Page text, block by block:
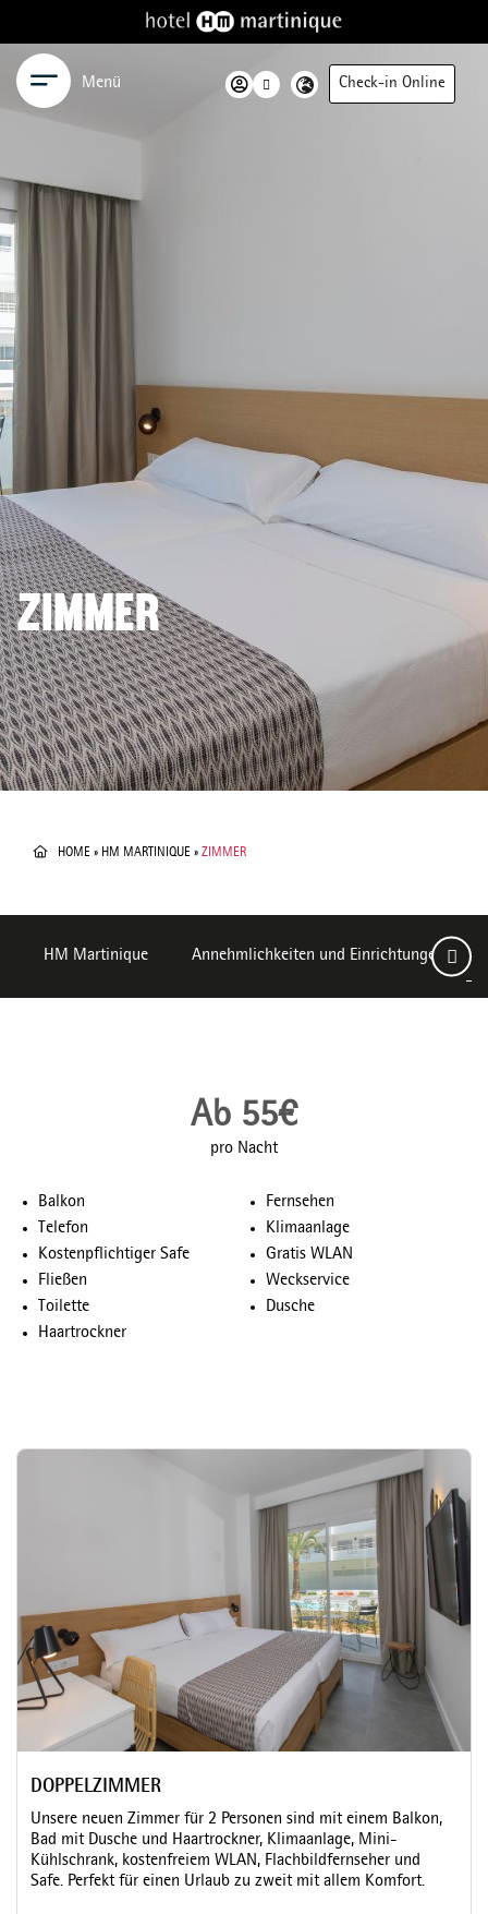
Menü Check-in Online
ZIMMER
HOME » HM MARTINIQUE » ZIMMER
HM Martinique Annehmlichkeiten und Einrichtungen
Ab 55€
pro Nacht
Balkon
Fernsehen
Telefon
Klimaanlage
Kostenpflichtiger Safe
Gratis WLAN
Fließen
Weckservice
Toilette
Dusche
Haartrockner
DOPPELZIMMER
Unsere neuen Zimmer für 2 Personen sind mit einem Balkon,
Bad mit Dusche und Haartrockner, Klimaanlage, Mini-
Kühlschrank, kostenfreiem WLAN, Flachbildfernseher und
Safe. Perfekt für einen Urlaub zu zweit mit allem Komfort.